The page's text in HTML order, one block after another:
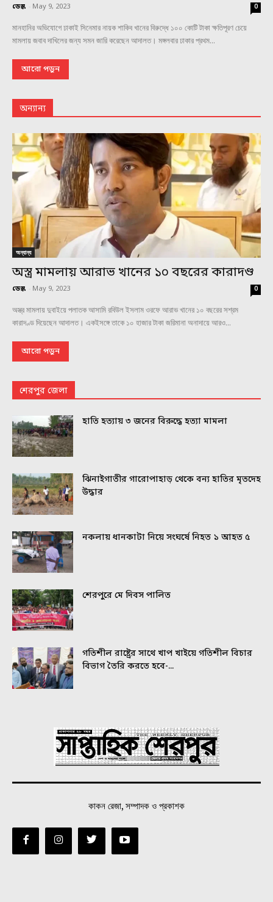
ডেস্ক - May 9, 2023 0
মানহানির অভিযোগে ঢাকাই সিনেমার নায়ক শাকিব খানের বিরুদ্ধে ১০০ কোটি টাকা ক্ষতিপূরণ চেয়ে
মামলায় জবাব দাখিলের জন্য সমন জারি করেছেন আদালত। মঙ্গলবার ঢাকার প্রথম...
আরো পড়ুন
অন্যান্য
অন্যান্য
অস্ত্র মামলায় আরাভ খানের ১০ বছরের কারাদণ্ড
ডেস্ক - May 9, 2023 0
অস্ত্র মামলায় দুবাইয়ে পলাতক আসামি রবিউল ইসলাম ওরফে আরাভ খানের ১০ বছরের সশ্রম
কারাদণ্ড দিয়েছেন আদালত। একইসঙ্গে তাকে ১০ হাজার টাকা জরিমানা অনাদায়ে আরও...
আরো পড়ুন
শেরপুর জেলা
হাতি হত্যায় ৩ জনের বিরুদ্ধে হত্যা মামলা
ঝিনাইগাতীর গারোপাহাড় থেকে বন্য হাতির মৃতদেহ
উদ্ধার
নকলায় ধানকাটা নিয়ে সংঘর্ষে নিহত ১ আহত ৫
শেরপুরে মে দিবস পালিত
গতিশীল রাষ্ট্রের সাথে খাপ খাইয়ে গতিশীল বিচার
বিভাগ তৈরি করতে হবে-...
কাকন রেজা, সম্পাদক ও প্রকাশক